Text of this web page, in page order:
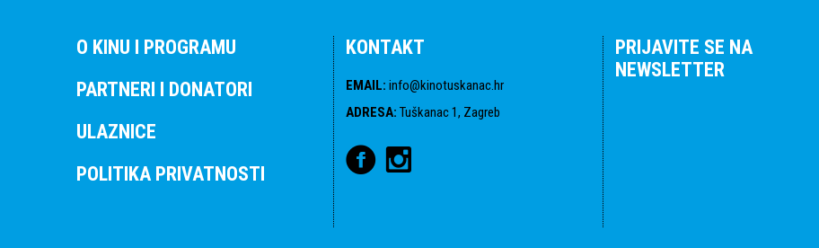
O KINU I PROGRAMU
PARTNERI I DONATORI
ULAZNICE
POLITIKA PRIVATNOSTI
KONTAKT
EMAIL: info@kinotuskanac.hr
ADRESA: Tuškanac 1, Zagreb
PRIJAVITE SE NA
NEWSLETTER